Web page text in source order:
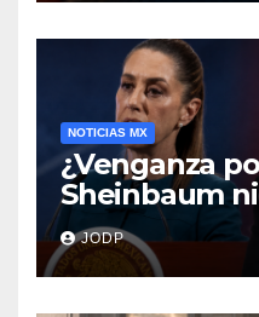
NOTICIAS MX
¿Venganza
Sheinbaum
negra en
Aguirre
JODP